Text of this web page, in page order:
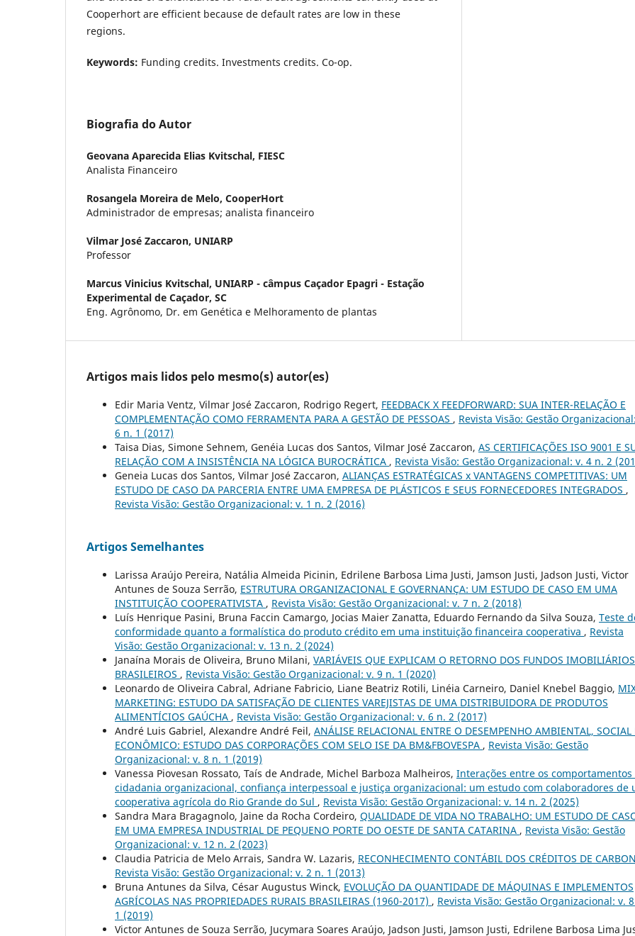
Cooperhort are efficient because de default rates are low in these
regions.
Keywords: Funding credits. Investments credits. Co-op.
Biografia do Autor
Geovana Aparecida Elias Kvitschal, FIESC
Analista Financeiro
Rosangela Moreira de Melo, CooperHort
Administrador de empresas; analista financeiro
Vilmar José Zaccaron, UNIARP
Professor
Marcus Vinicius Kvitschal, UNIARP - câmpus Caçador Epagri - Estação
Experimental de Caçador, SC
Eng. Agrônomo, Dr. em Genética e Melhoramento de plantas
Artigos mais lidos pelo mesmo(s) autor(es)
Edir Maria Ventz, Vilmar José Zaccaron, Rodrigo Regert, FEEDBACK X FEEDFORWARD: SUA INTER-RELAÇÃO E
COMPLEMENTAÇÃO COMO FERRAMENTA PARA A GESTÃO DE PESSOAS , Revista Visão: Gestão
6 n. 1 (2017)
Taisa Dias, Simone Sehnem, Genéia Lucas dos Santos, Vilmar José Zaccaron, AS CERTIFICAÇÕES ISO 9001 E
RELAÇÃO COM A INSISTÊNCIA NA LÓGICA BUROCRÁTICA , Revista Visão: Gestão Organizacional: v. 4 n. 2
Geneia Lucas dos Santos, Vilmar José Zaccaron, ALIANÇAS ESTRATÉGICAS x VANTAGENS COMPETITIVAS: UM
ESTUDO DE CASO DA PARCERIA ENTRE UMA EMPRESA DE PLÁSTICOS E SEUS FORNECEDORES INTEGRADOS ,
Revista Visão: Gestão Organizacional: v. 1 n. 2 (2016)
Artigos Semelhantes
Larissa Araújo Pereira, Natália Almeida Picinin, Edrilene Barbosa Lima Justi, Jamson Justi, Jadson Justi, Victor
Antunes de Souza Serrão, ESTRUTURA ORGANIZACIONAL E GOVERNANÇA: UM ESTUDO DE CASO EM UMA
INSTITUIÇÃO COOPERATIVISTA , Revista Visão: Gestão Organizacional: v. 7 n. 2 (2018)
Luís Henrique Pasini, Bruna Faccin Camargo, Jocias Maier Zanatta, Eduardo Fernando da Silva Souza, Teste
conformidade quanto a formalística do produto crédito em uma instituição financeira cooperativa , Revista
Visão: Gestão Organizacional: v. 13 n. 2 (2024)
Janaína Morais de Oliveira, Bruno Milani, VARIÁVEIS QUE EXPLICAM O RETORNO DOS FUNDOS IMOBILIÁRIOS
BRASILEIROS , Revista Visão: Gestão Organizacional: v. 9 n. 1 (2020)
Leonardo de Oliveira Cabral, Adriane Fabricio, Liane Beatriz Rotili, Linéia Carneiro, Daniel Knebel Baggio,
MARKETING: ESTUDO DA SATISFAÇÃO DE CLIENTES VAREJISTAS DE UMA DISTRIBUIDORA DE PRODUTOS
ALIMENTÍCIOS GAÚCHA , Revista Visão: Gestão Organizacional: v. 6 n. 2 (2017)
André Luis Gabriel, Alexandre André Feil, ANÁLISE RELACIONAL ENTRE O DESEMPENHO AMBIENTAL, SOCIAL
ECONÔMICO: ESTUDO DAS CORPORAÇÕES COM SELO ISE DA BM&FBOVESPA , Revista Visão: Gestão
Organizacional: v. 8 n. 1 (2019)
Vanessa Piovesan Rossato, Taís de Andrade, Michel Barboza Malheiros, Interações entre os comportamentos
cidadania organizacional, confiança interpessoal e justiça organizacional: um estudo com colaboradores de
cooperativa agrícola do Rio Grande do Sul , Revista Visão: Gestão Organizacional: v. 14 n. 2 (2025)
Sandra Mara Bragagnolo, Jaine da Rocha Cordeiro, QUALIDADE DE VIDA NO TRABALHO: UM ESTUDO DE
EM UMA EMPRESA INDUSTRIAL DE PEQUENO PORTE DO OESTE DE SANTA CATARINA , Revista Visão: Gestão
Organizacional: v. 12 n. 2 (2023)
Claudia Patricia de Melo Arrais, Sandra W. Lazaris, RECONHECIMENTO CONTÁBIL DOS CRÉDITOS DE
Revista Visão: Gestão Organizacional: v. 2 n. 1 (2013)
Bruna Antunes da Silva, César Augustus Winck, EVOLUÇÃO DA QUANTIDADE DE MÁQUINAS E IMPLEMENTOS
AGRÍCOLAS NAS PROPRIEDADES RURAIS BRASILEIRAS (1960-2017) , Revista Visão: Gestão Organizacional: v.
1 (2019)
Victor Antunes de Souza Serrão, Jucymara Soares Araújo, Jadson Justi, Jamson Justi, Edrilene Barbosa Lima